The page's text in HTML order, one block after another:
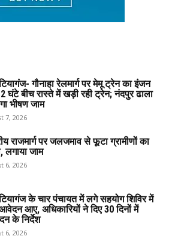
गौनाहा रेलमार्ग पर मेमू ट्रेन का इंजन
घंटे बीच रास्ते में खड़ी रही ट्रेन; नंदपुर ढाला
भीषण जाम
7, 2026
राजमार्ग पर जलजमाव से फूटा ग्रामीणों का
लगाया जाम
6, 2026
के चार पंचायत में लगे सहयोग शिविर में
आए, अधिकारियों ने दिए 30 दिनों में
के निर्देश
6, 2026